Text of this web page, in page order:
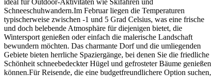
Schneeschuhwandern.Im Februar liegen die Temperaturen
typischerweise zwischen -1 und 5 Grad Celsius, was eine frische
und doch belebende Atmosphäre für diejenigen bietet, die
Wintersport genießen oder einfach die malerische Landschaft
bewundern möchten. Das charmante Dorf und die umliegenden
Gebiete bieten herrliche Spaziergänge, bei denen Sie die friedliche
Schönheit schneebedeckter Hügel und gefrosteter Bäume genießen
können.Für Reisende, die eine budgetfreundlichere Option suchen,